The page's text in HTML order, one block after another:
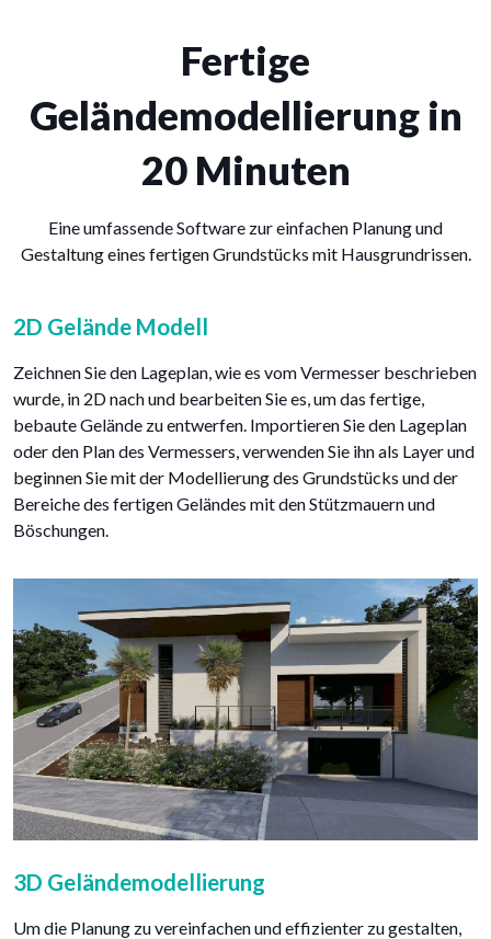
Fertige
Geländemodellierung in
20 Minuten
Eine umfassende Software zur einfachen Planung und
Gestaltung eines fertigen Grundstücks mit Hausgrundrissen.
2D Gelände Modell
Zeichnen Sie den Lageplan, wie es vom Vermesser beschrieben
wurde, in 2D nach und bearbeiten Sie es, um das fertige,
bebaute Gelände zu entwerfen. Importieren Sie den Lageplan
oder den Plan des Vermessers, verwenden Sie ihn als Layer und
beginnen Sie mit der Modellierung des Grundstücks und der
Bereiche des fertigen Geländes mit den Stützmauern und
Böschungen.
3D Geländemodellierung
Um die Planung zu vereinfachen und effizienter zu gestalten,